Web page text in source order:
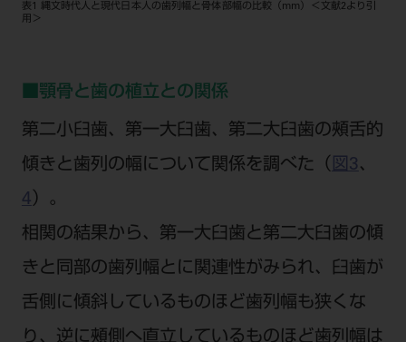
表1 縄文時代人と現代日本人の歯列幅と骨体部幅の比較（mm）＜文献2より引
用＞
■顎骨と歯の植立との関係
第二小臼歯、第一大臼歯、第二大臼歯の頰舌的
傾きと歯列の幅について関係を調べた（ 図3 、
4）。
相関の結果から、第一大臼歯と第二大臼歯の傾
きと同部の歯列幅とに関連性がみられ、臼歯が
舌側に傾斜しているものほど歯列幅も狭くな
り、逆に頰側へ直立しているものほど歯列幅は